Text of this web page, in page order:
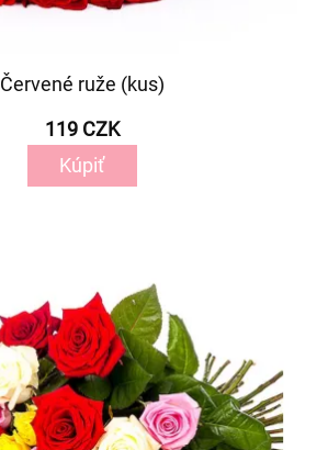
Červené ruže (kus)
119 CZK
Kúpiť